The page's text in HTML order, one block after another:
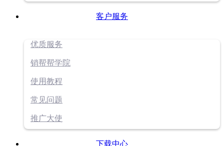
客户服务
优质服务
销帮帮学院
使用教程
常见问题
推广大使
下载中心